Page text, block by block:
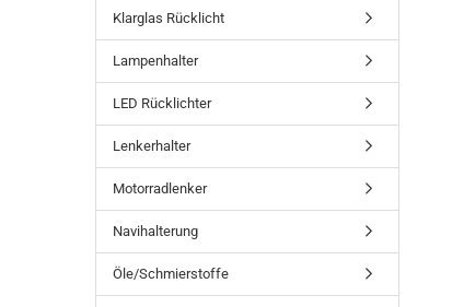
Klarglas Rücklicht
Lampenhalter
LED Rücklichter
Lenkerhalter
Motorradlenker
Navihalterung
Öle/Schmierstoffe